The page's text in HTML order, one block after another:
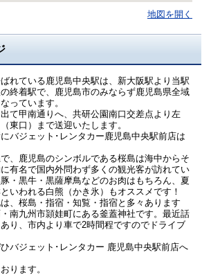
地図を開く
れている鹿児島中央駅は、新大阪駅より当駅
終着駅で、鹿児島市のみならず鹿児島県全域
っています。
て甲南通りへ、共研公園南口交差点より左
東口）まで送迎いたします。
バジェット･レンタカー鹿児島中央駅前店は
、鹿児島のシンボルである桜島は海中からそ
有名で国内外問わず多くの観光客が訪れてい
・黒牛・黒薩摩鳥などのお肉はもちろん、夏
いわれる白熊（かき氷）もオススメです！
、桜島・指宿・知覧・指宿と多々あります
南九州市頴娃町にある釜蓋神社です。最近話
り、市内より車で2時間程ですのでドライブ
バジェット･レンタカー 鹿児島中央駅前店へ
ります。